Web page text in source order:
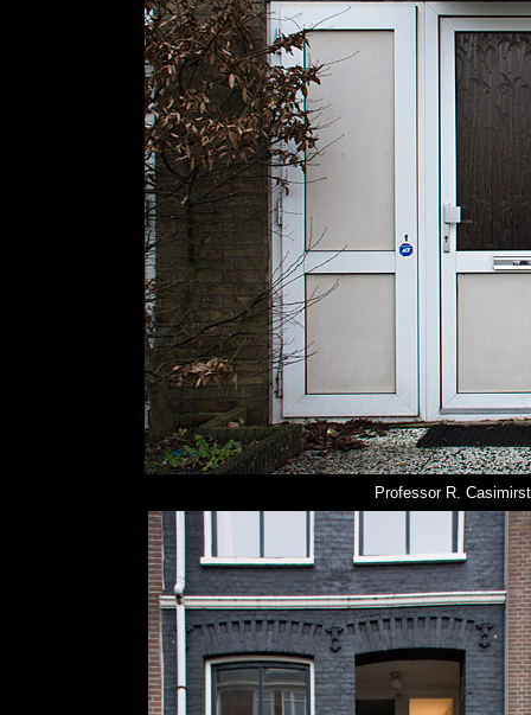
Professor R.